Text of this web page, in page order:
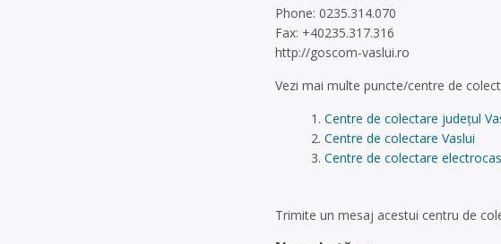
Phone: 0235.314.070
Fax: +40235.317.316
http://goscom-vaslui.ro
Vezi mai multe puncte/centre de
Centre de colectare județul
Centre de colectare Vaslui
Centre de colectare
Trimite un mesaj acestui centru de